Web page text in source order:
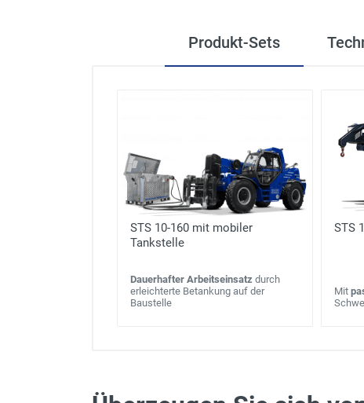
Produkt-Sets
STS 10-160 mit mobiler
Tankstelle
Dauerhafter Arbeitseinsatz durch
erleichterte Betankung auf der
Baustelle
STS
Mit